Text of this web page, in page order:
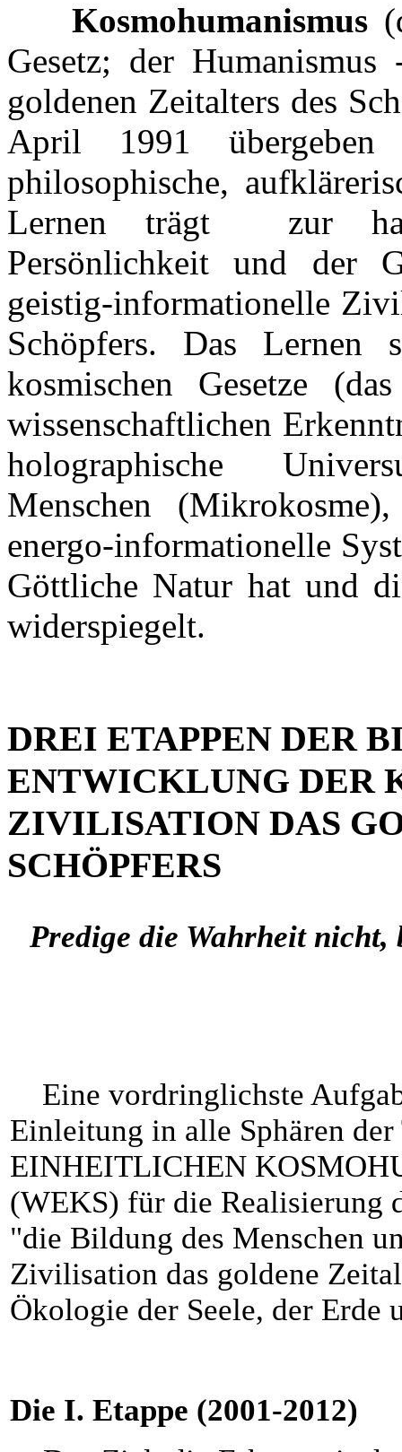
Kosmohumanismus
Gesetz; der
goldenen Zeitalters des
April 1991
philosophische,
Lernen trägt zur
Persönlichkeit und der
geistig-informationelle
Schöpfers. Das
kosmischen Gesetze
wissenschaftlichen
holographische
Menschen
energo-informationelle
Göttliche Natur hat und
widerspiegelt.
DREI ETAPPEN DER
ENTWICKLUNG DER
ZIVILISATION DAS
SCHÖPFERS
Predige die Wahrheit
Eine vordringlichste
Einleitung in alle Sphären
EINHEITLICHEN
(WEKS) für die Realisierung
"die Bildung des Menschen
Zivilisation das goldene
Ökologie der Seele, der Erde
Die I. Etappe (2001-2012)